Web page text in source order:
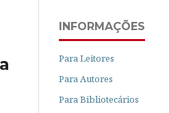
INFORMAÇÕES
Para Leitores
Para Autores
Para Bibliotecários